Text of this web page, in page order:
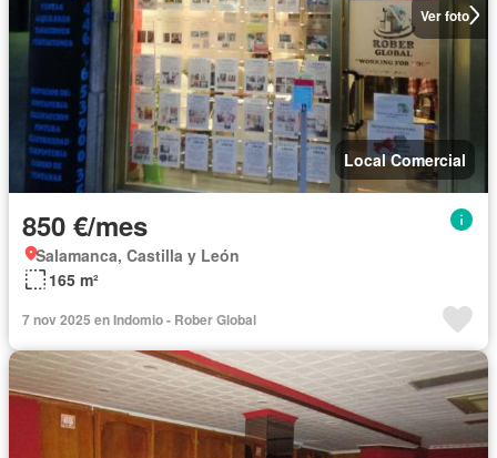
Ver foto
Local Comercial
850 €/mes
Salamanca, Castilla y León
165 m²
7 nov 2025 en Indomio - Rober Global